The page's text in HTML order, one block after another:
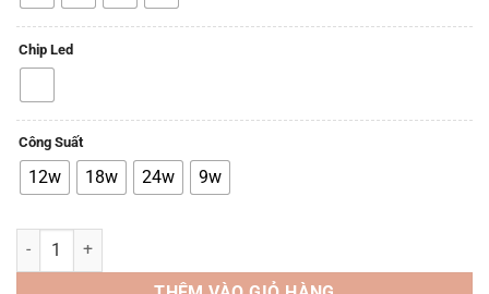
Chip Led
Công Suất
12w 18w 24w 9w
Đèn LED ốp bể bơi LP-AN03 (9–24W) – AC 12/24V, Ánh Vàng/Trắng/